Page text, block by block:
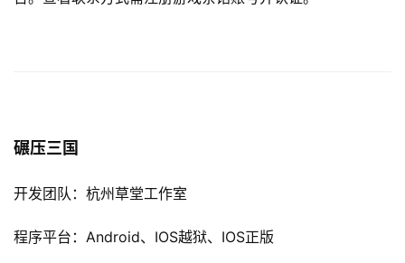
碾压三国
开发团队：杭州草堂工作室
程序平台：Android、IOS越狱、IOS正版